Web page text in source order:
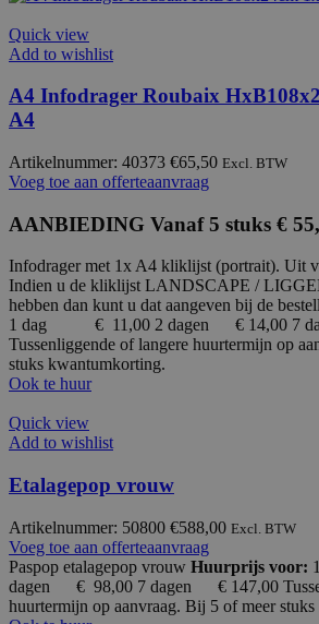
Quick view
Add to wishlist
A4 Infodrager Roubaix
A4
Artikelnummer: 40373 €65,50 Excl. BTW
Voeg toe aan offerteaanvraag
AANBIEDING Vanaf 5 stuks €
Infodrager met 1x A4 kliklijst (portrait). Uit
Indien u de kliklijst LANDSCAPE /
hebben dan kunt u dat aangeven bij de
1 dag € 11,00 2 dagen € 14,00 7
Tussenliggende of langere huurtermijn op
stuks kwantumkorting.
Ook te huur
Quick view
Add to wishlist
Etalagepop vrouw
Artikelnummer: 50800 €588,00 Excl. BTW
Voeg toe aan offerteaanvraag
Paspop etalagepop vrouw Huurprijs voor:
dagen € 98,00 7 dagen € 147,00
huurtermijn op aanvraag. Bij 5 of meer